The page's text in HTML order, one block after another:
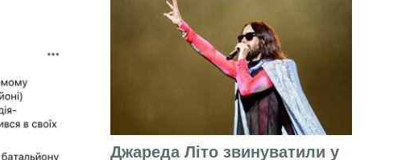
Джареда Літо звинуватили у